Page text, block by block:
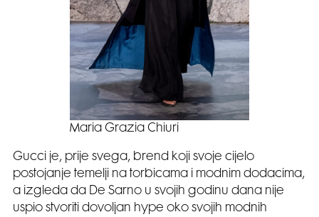
Maria Grazia Chiuri
Gucci je, prije svega, brend koji svoje cijelo
postojanje temelji na torbicama i modnim dodacima,
a izgleda da De Sarno u svojih godinu dana nije
uspio stvoriti dovoljan hype oko svojih modnih